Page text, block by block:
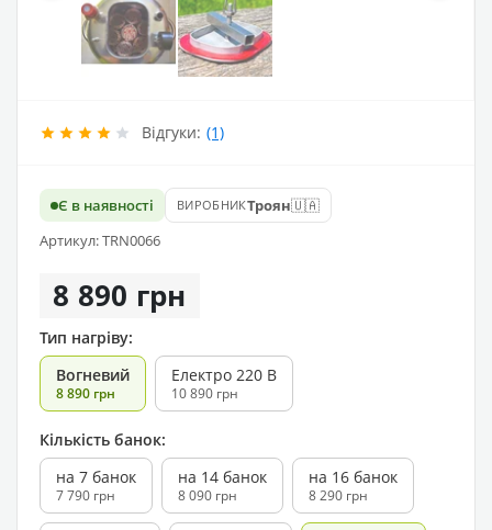
Відгуки: (1)
Є в наявності ВИРОБНИКТроян🇺🇦
Артикул: TRN0066
8 890 грн
Тип нагріву:
Вогневий
8 890 грн
Електро 220 В
10 890 грн
Кількість банок:
на 7 банок
7 790 грн
на 14 банок
8 090 грн
на 16 банок
8 290 грн